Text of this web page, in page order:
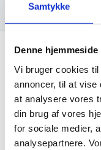
Samtykke
Denne
Vi bruger cookies
annoncer, til at vise
at analysere vores
din brug af vores
for sociale medier,
analysepartnere.
Få de
Husk at tilmelde
til de bedste
ikke, men sender